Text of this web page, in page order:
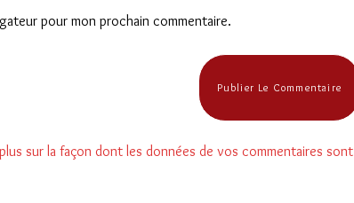
pour mon prochain commentaire.
sur la façon dont les données de vos commentaires sont